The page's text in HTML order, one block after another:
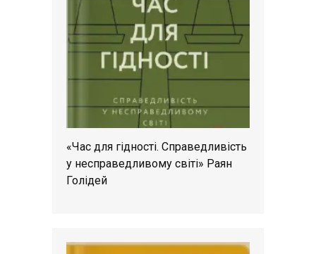
«Час для гідності. Справедливість
у несправедливому світі» Раян
Голідей